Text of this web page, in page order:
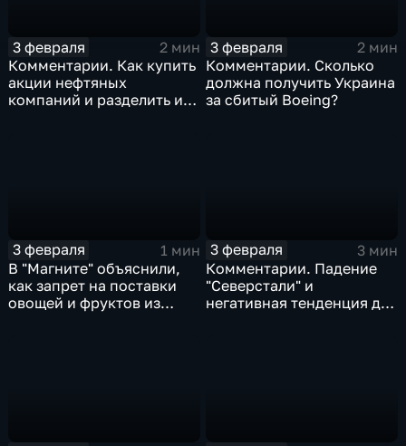
3 февраля
2 мин
Комментарии. Как купить
акции нефтяных
компаний и разделить их
3 февраля
2 мин
Комментарии. Сколько
должна получить Украина
за сбитый Boeing?
3 февраля
1 мин
В "Магните" объяснили,
как запрет на поставки
овощей и фруктов из
3 февраля
3 мин
Комментарии. Падение
"Северстали" и
негативная тенденция для